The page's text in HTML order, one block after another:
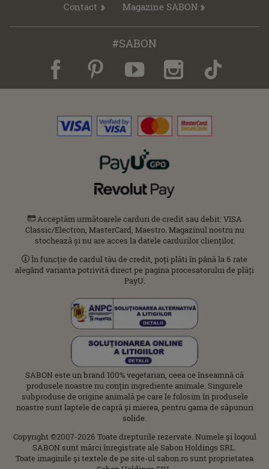
Contact Magazine SABON
#SABON
Acceptăm următoarele carduri de credit sau debit: VISA
Classic/Electron, MasterCard, Maestro. Magazinul nostru nu
stochează și nu are acces la datele cardurilor clienților.
În funcție de cardul tău de credit, poți plăti în până la 6 rate
alegând varianta potrivită direct pe pagina procesatorului de plăți
PayU.
SABON este un brand 100% vegetarian, ceea ce înseamnă că
produsele noastre nu conțin ingrediente animale. Singurele
subproduse de origine animală pe care le folosim în produsele
noastre sunt laptele de capră și mierea, pentru gama de săpunuri
solide.
Copyright ©2007-2026 Toate drepturile rezervate. Numele şi logoul
SABON sunt mărci înregistrate ale Sabon Holdings SRL.
Toate imaginile şi textele de pe site-ul sabon.ro sunt proprietatea